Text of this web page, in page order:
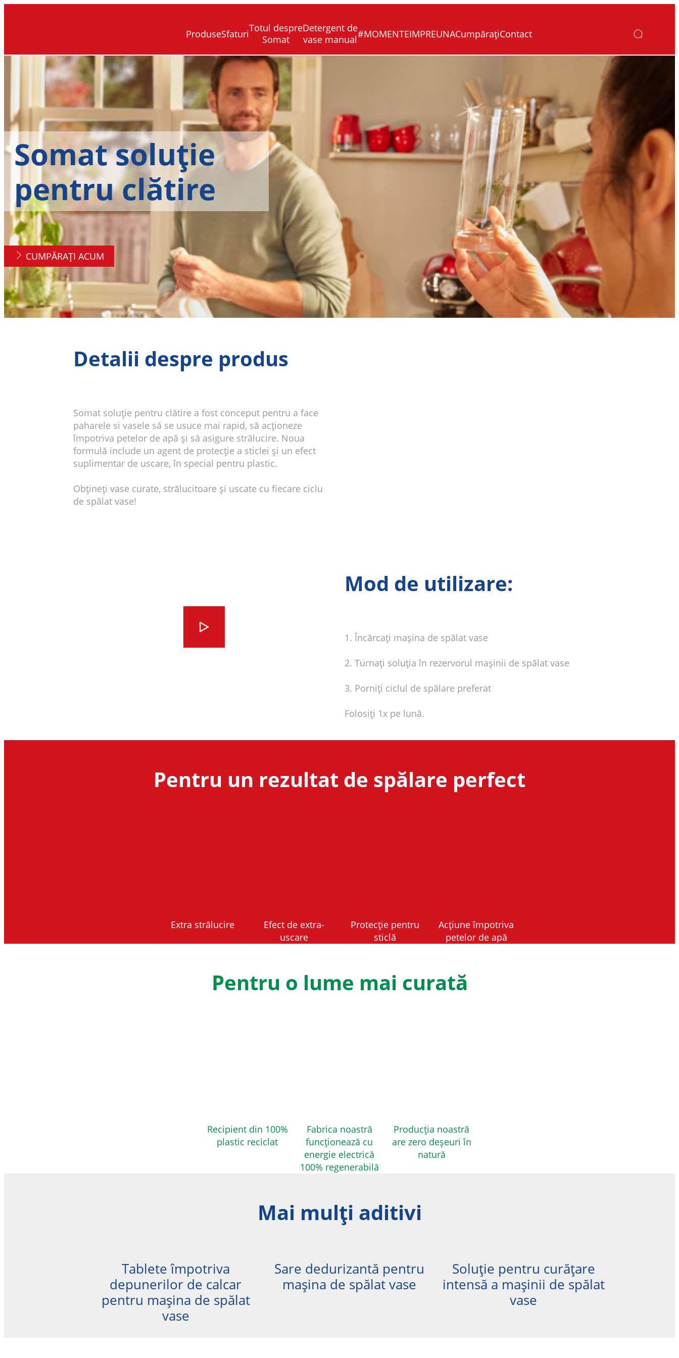
ProduseSfaturiTotul despre
Somat
Detergent de
vase manual#MOMENTEIMPREUNACumpărațiContact
Somat soluție
pentru clătire
CUMPĂRAȚI ACUM
Detalii despre produs
Somat soluție pentru clătire a fost conceput pentru a face
paharele si vasele să se usuce mai rapid, să acționeze
împotriva petelor de apă și să asigure strălucire. Noua
formulă include un agent de protecție a sticlei și un efect
suplimentar de uscare, în special pentru plastic.
Obțineți vase curate, strălucitoare și uscate cu fiecare ciclu
de spălat vase!
Mod de utilizare:
1. Încărcați mașina de spălat vase
2. Turnați soluția în rezervorul mașinii de spălat vase
3. Porniți ciclul de spălare preferat
Folosiți 1x pe lună.
Pentru un rezultat de spălare perfect
Extra strălucire
Efect de extra-
uscare
Protecție pentru
sticlă
Acțiune împotriva
petelor de apă
Pentru o lume mai curată
Recipient din 100%
plastic reciclat
Fabrica noastră
funcționează cu
energie electrică
100% regenerabilă
Producția noastră
are zero deșeuri în
natură
Mai mulţi aditivi
Tablete împotriva
depunerilor de calcar
pentru mașina de spălat
vase
Sare dedurizantă pentru
mașina de spălat vase
Soluție pentru curățare
intensă a mașinii de spălat
vase